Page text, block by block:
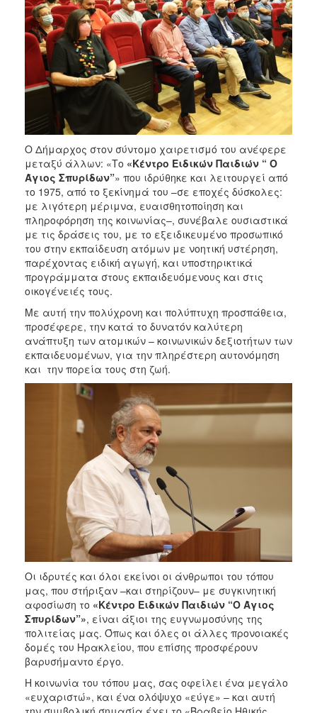
Ο Δήμαρχος στον σύντομο χαιρετισμό του ανέφερε
μεταξύ άλλων: «Το «Κέντρο Ειδικών Παιδιών “ Ο
Άγιος Σπυρίδων”» που ιδρύθηκε και λειτουργεί από
το 1975, από το ξεκίνημά του –σε εποχές δύσκολες:
με λιγότερη μέριμνα, ευαισθητοποίηση και
πληροφόρηση της κοινωνίας–, συνέβαλε ουσιαστικά
με τις δράσεις του, με το εξειδικευμένο προσωπικό
του στην εκπαίδευση ατόμων με νοητική υστέρηση,
παρέχοντας ειδική αγωγή, και υποστηρικτικά
προγράμματα στους εκπαιδευόμενους και στις
οικογένειές τους.
Με αυτή την πολύχρονη και πολύπτυχη προσπάθεια,
προσέφερε, την κατά το δυνατόν καλύτερη
ανάπτυξη των ατομικών – κοινωνικών δεξιοτήτων των
εκπαιδευομένων, για την πληρέστερη αυτονόμηση
και την πορεία τους στη ζωή.
Οι ιδρυτές και όλοι εκείνοι οι άνθρωποι του τόπου
μας, που στήριξαν –και στηρίζουν– με συγκινητική
αφοσίωση το «Κέντρο Ειδικών Παιδιών “Ο Άγιος
Σπυρίδων”», είναι άξιοι της ευγνωμοσύνης της
πολιτείας μας. Όπως και όλες οι άλλες προνοιακές
δομές του Ηρακλείου, που επίσης προσφέρουν
βαρυσήμαντο έργο.
Η κοινωνία του τόπου μας, σας οφείλει ένα μεγάλο
«ευχαριστώ», και ένα ολόψυχο «εύγε» – και αυτή